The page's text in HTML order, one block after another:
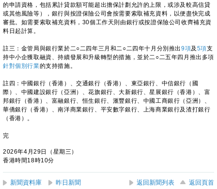
的申請資格，包括累計貸款額可能超出擔保計劃允許的上限，或涉及較高信貸
或其他風險等），銀行與按證保險公司會按需要索取補充資料，以便盡快完成
審批。如需要索取補充資料，30個工作天則由銀行或按證保險公司收齊補充資
料日起計算。
註三：金管局與銀行業於二○二四年三月和二○二四年十月分別推出9項及 5項支
持中小企獲取融資、持續發展和升級轉型的措施，並於二○二五年四月推出多項
針對個別行業的支持措施。
註四：中國銀行（香港）、交通銀行（香港）、東亞銀行、中信銀行（國
際）、中國建設銀行（亞洲）、花旗銀行、大新銀行、星展銀行（香港）、富
邦銀行（香港）、富融銀行、恒生銀行、滙豐銀行、中國工商銀行（亞洲）、
華僑銀行（香港）、南洋商業銀行、平安數字銀行、上海商業銀行及渣打銀行
（香港）。
完
2026年4月29日（星期三）
香港時間18時10分
新聞資料庫 昨日新聞 返回新聞列表 返回頁首